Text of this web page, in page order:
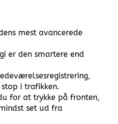
mest avancerede
er den smartere end
i trafikken.
for at trykke på fronten,
set ud fra